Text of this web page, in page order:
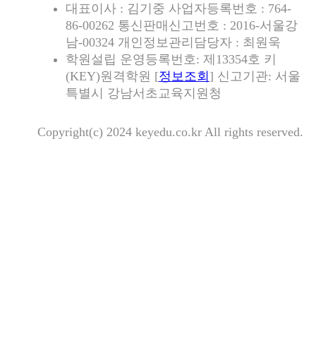
대표이사 : 김기중 사업자등록번호 : 764-
86-00262 통신판매신고번호 : 2016-서울강
남-00324 개인정보관리담당자 : 최원욱
학원설립 운영등록번호: 제13354호 키
(KEY)원격학원 [정보조회 ] 신고기관: 서울
특별시 강남서초교육지원청
Copyright(c) 2024 keyedu.co.kr All rights reserved.